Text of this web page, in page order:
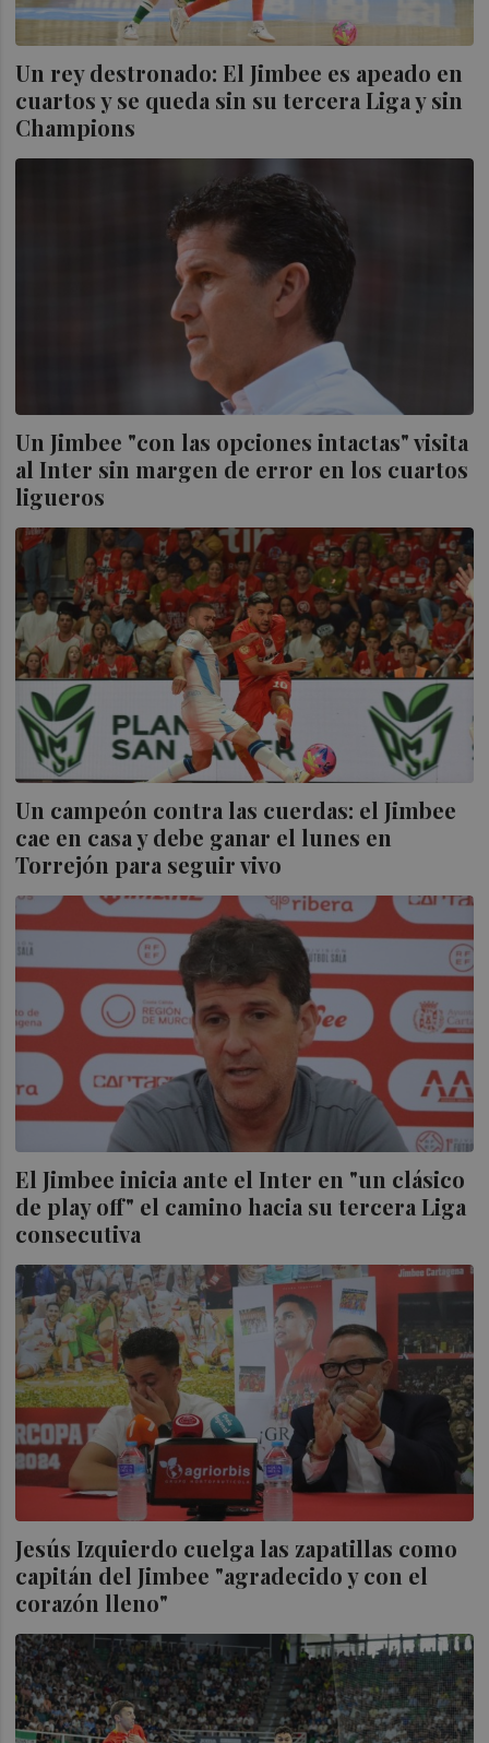
Un rey destronado: El Jimbee es apeado en
cuartos y se queda sin su tercera Liga y sin
Champions
Un Jimbee "con las opciones intactas" visita
al Inter sin margen de error en los cuartos
ligueros
Un campeón contra las cuerdas: el Jimbee
cae en casa y debe ganar el lunes en
Torrejón para seguir vivo
El Jimbee inicia ante el Inter en "un clásico
de play off" el camino hacia su tercera Liga
consecutiva
Jesús Izquierdo cuelga las zapatillas como
capitán del Jimbee "agradecido y con el
corazón lleno"